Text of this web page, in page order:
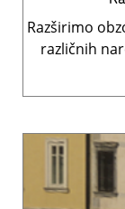
Razširimo
različnih